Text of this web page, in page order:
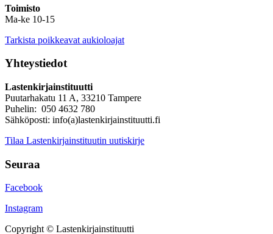
Toimisto
Ma-ke 10-15
Tarkista poikkeavat aukioloajat
Yhteystiedot
Lastenkirjainstituutti
Puutarhakatu 11 A, 33210 Tampere
Puhelin: 050 4632 780
Sähköposti: info(a)lastenkirjainstituutti.fi
Tilaa Lastenkirjainstituutin uutiskirje
Seuraa
Facebook
Instagram
Copyright © Lastenkirjainstituutti